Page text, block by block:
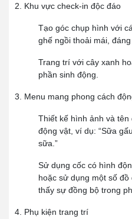
2. Khu vực check-in độc đáo
Tạo góc chụp hình với
ghế ngồi thoải mái, đáng
Trang trí với cây xanh
phần sinh động.
3. Menu mang phong cách
Thiết kế hình ảnh và
động vật, ví dụ: “Sữa
sữa.”
Sử dụng cốc có hình
hoặc sử dụng một số
thấy sự đồng bộ trong
4. Phụ kiện trang trí